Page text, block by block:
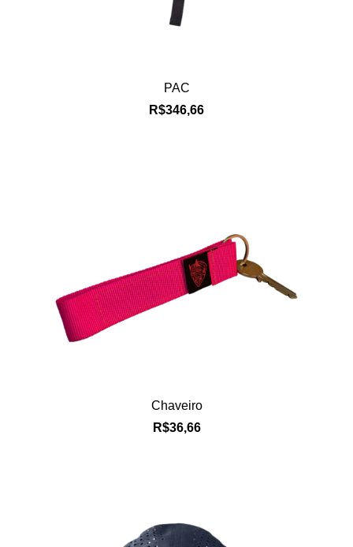
PAC
R$346,66
Chaveiro
R$36,66